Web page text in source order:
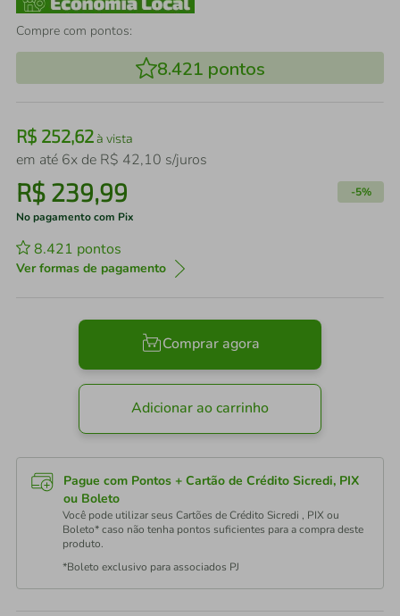
Compre com pontos:
8.421 pontos
R$ 252,62à vista
em até 6x de R$ 42,10 s/juros
R$ 239,99 -5%
No pagamento com Pix
8.421 pontos
Ver formas de pagamento
Comprar agora
Adicionar ao carrinho
Pague com Pontos + Cartão de Crédito Sicredi, PIX
ou Boleto
Você pode utilizar seus Cartões de Crédito Sicredi , PIX ou
Boleto* caso não tenha pontos suficientes para a compra deste
produto.
*Boleto exclusivo para associados PJ